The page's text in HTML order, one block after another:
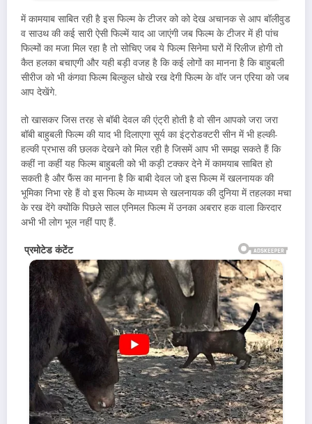
में कामयाब साबित रही है इस फिल्म के टीजर को को देख अचानक से आप बॉलीवुड
व साउथ की कई सारी ऐसी फिल्में याद आ जाएंगी जब फिल्म के टीजर में ही पांच
फिल्मों का मजा मिल रहा है तो सोचिए जब ये फिल्म सिनेमा घरों में रिलीज होगी तो
कैत हलका बचाएगी और यही बड़ी वजह है कि कई लोगों का मानना है कि बाहुबली
सीरीज को भी कंगवा फिल्म बिल्कुल धोखे रख देगी फिल्म के वॉर जन एरिया को जब
आप देखेंगे.
तो खासकर जिस तरह से बॉबी देवल की एंट्री होती है वो सीन आपको जरा जरा
बॉबी बाहुबली फिल्म की याद भी दिलाएगा सूर्य का इंट्रोडक्टरी सीन में भी हल्की-
हल्की प्रभास की छलक देखने को मिल रही है जिसमें आप भी समझ सकते हैं कि
कहीं ना कहीं यह फिल्म बाहुबली को भी कड़ी टक्कर देने में कामयाब साबित हो
सकती है और फैंस का मानना है कि बाबी देवल जो इस फिल्म में खलनायक की
भूमिका निभा रहे हैं वो इस फिल्म के माध्यम से खलनायक की दुनिया में तहलका मचा
के रख देंगे क्योंकि पिछले साल एनिमल फिल्म में उनका अबरार हक वाला किरदार
अभी भी लोग भूल नहीं पाए हैं.